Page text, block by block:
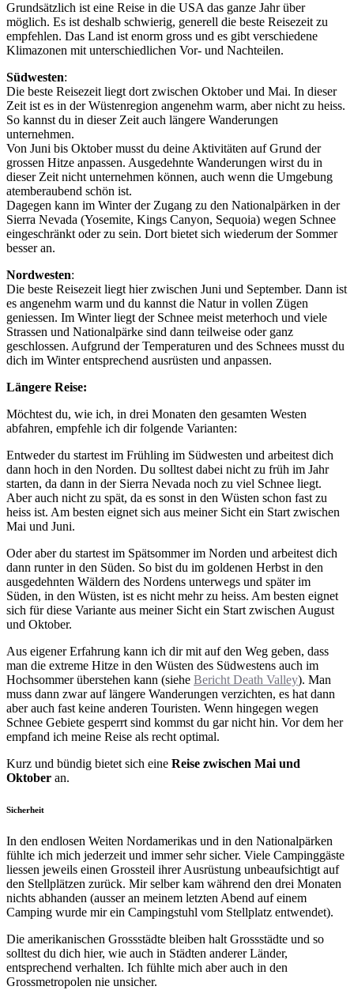
Grundsätzlich ist eine Reise in die USA das ganze Jahr über
möglich. Es ist deshalb schwierig, generell die beste Reisezeit zu
empfehlen. Das Land ist enorm gross und es gibt verschiedene
Klimazonen mit unterschiedlichen Vor- und Nachteilen.
Südwesten:
Die beste Reisezeit liegt dort zwischen Oktober und Mai. In dieser
Zeit ist es in der Wüstenregion angenehm warm, aber nicht zu heiss.
So kannst du in dieser Zeit auch längere Wanderungen
unternehmen.
Von Juni bis Oktober musst du deine Aktivitäten auf Grund der
grossen Hitze anpassen. Ausgedehnte Wanderungen wirst du in
dieser Zeit nicht unternehmen können, auch wenn die Umgebung
atemberaubend schön ist.
Dagegen kann im Winter der Zugang zu den Nationalpärken in der
Sierra Nevada (Yosemite, Kings Canyon, Sequoia) wegen Schnee
eingeschränkt oder zu sein. Dort bietet sich wiederum der Sommer
besser an.
Nordwesten:
Die beste Reisezeit liegt hier zwischen Juni und September. Dann ist
es angenehm warm und du kannst die Natur in vollen Zügen
geniessen. Im Winter liegt der Schnee meist meterhoch und viele
Strassen und Nationalpärke sind dann teilweise oder ganz
geschlossen. Aufgrund der Temperaturen und des Schnees musst du
dich im Winter entsprechend ausrüsten und anpassen.
Längere Reise:
Möchtest du, wie ich, in drei Monaten den gesamten Westen
abfahren, empfehle ich dir folgende Varianten:
Entweder du startest im Frühling im Südwesten und arbeitest dich
dann hoch in den Norden. Du solltest dabei nicht zu früh im Jahr
starten, da dann in der Sierra Nevada noch zu viel Schnee liegt.
Aber auch nicht zu spät, da es sonst in den Wüsten schon fast zu
heiss ist. Am besten eignet sich aus meiner Sicht ein Start zwischen
Mai und Juni.
Oder aber du startest im Spätsommer im Norden und arbeitest dich
dann runter in den Süden. So bist du im goldenen Herbst in den
ausgedehnten Wäldern des Nordens unterwegs und später im
Süden, in den Wüsten, ist es nicht mehr zu heiss. Am besten eignet
sich für diese Variante aus meiner Sicht ein Start zwischen August
und Oktober.
Aus eigener Erfahrung kann ich dir mit auf den Weg geben, dass
man die extreme Hitze in den Wüsten des Südwestens auch im
Hochsommer überstehen kann (siehe Bericht Death Valley). Man
muss dann zwar auf längere Wanderungen verzichten, es hat dann
aber auch fast keine anderen Touristen. Wenn hingegen wegen
Schnee Gebiete gesperrt sind kommst du gar nicht hin. Vor dem her
empfand ich meine Reise als recht optimal.
Kurz und bündig bietet sich eine Reise zwischen Mai und
Oktober an.
Sicherheit
In den endlosen Weiten Nordamerikas und in den Nationalpärken
fühlte ich mich jederzeit und immer sehr sicher. Viele Campinggäste
liessen jeweils einen Grossteil ihrer Ausrüstung unbeaufsichtigt auf
den Stellplätzen zurück. Mir selber kam während den drei Monaten
nichts abhanden (ausser an meinem letzten Abend auf einem
Camping wurde mir ein Campingstuhl vom Stellplatz entwendet).
Die amerikanischen Grossstädte bleiben halt Grossstädte und so
solltest du dich hier, wie auch in Städten anderer Länder,
entsprechend verhalten. Ich fühlte mich aber auch in den
Grossmetropolen nie unsicher.